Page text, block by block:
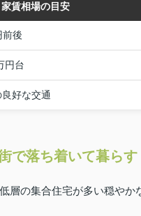
家賃相場の目安
前後
円台
好な交通
で落ち着いて暮らす
層の集合住宅が多い穏や